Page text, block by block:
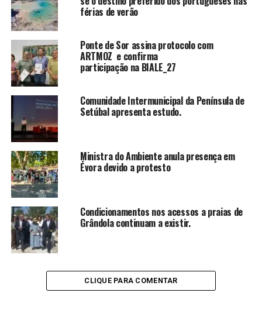
férias de verão
Ponte de Sor assina protocolo com
ARTMOZ e confirma
participação na BIALE_27
Comunidade Intermunicipal da Península de
Setúbal apresenta estudo.
Ministra do Ambiente anula presença em
Évora devido a protesto
Condicionamentos nos acessos a praias de
Grândola continuam a existir.
CLIQUE PARA COMENTAR